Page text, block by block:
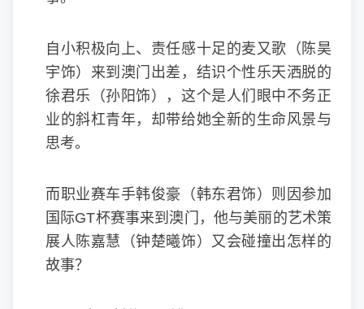
自小积极向上、责任感十足的麦又歌（陈昊
宇饰）来到澳门出差，结识个性乐天洒脱的
徐君乐（孙阳饰），这个是人们眼中不务正
业的斜杠青年，却带给她全新的生命风景与
思考。
而职业赛车手韩俊豪（韩东君饰）则因参加
国际GT杯赛事来到澳门，他与美丽的艺术策
展人陈嘉慧（钟楚曦饰）又会碰撞出怎样的
故事？